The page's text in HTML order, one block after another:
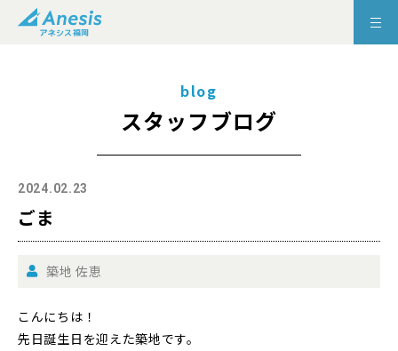
blog
スタッフブログ
2024.02.23
ごま
築地 佐恵
こんにちは！
先日誕生日を迎えた築地です。